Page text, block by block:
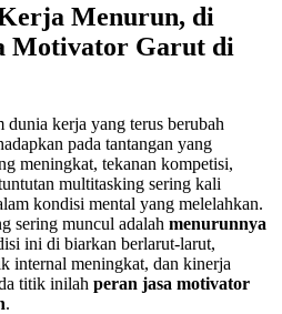
Menurun, di
Motivator Garut di
kerja yang terus berubah
pada tantangan yang
meningkat, tekanan kompetisi,
multitasking sering kali
kondisi mental yang melelahkan.
sering muncul adalah menurunnya
ini di biarkan berlarut-larut,
internal meningkat, dan kinerja
titik inilah peran jasa motivator
.